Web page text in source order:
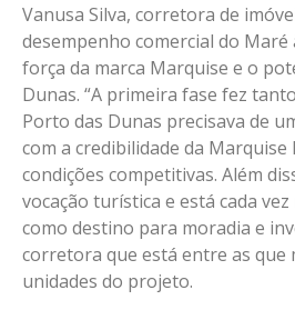
Vanusa Silva, corretora de
desempenho comercial do
força da marca Marquise e o
Dunas. “A primeira fase fez
Porto das Dunas precisava de
com a credibilidade da
condições competitivas. Além
vocação turística e está cada
como destino para moradia e
corretora que está entre as que
unidades do projeto.